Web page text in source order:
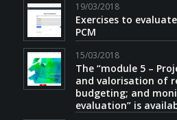
19/03/2018
Exercises to
PCM
15/03/2018
The “module 5 –
and valorisation of
budgeting; and
evaluation” is